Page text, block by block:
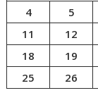
4
5
11
12
18
19
25
26